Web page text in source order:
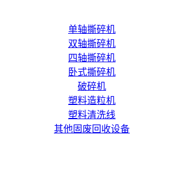
单轴撕碎机
双轴撕碎机
四轴撕碎机
卧式撕碎机
破碎机
塑料造粒机
塑料清洗线
其他固废回收设备